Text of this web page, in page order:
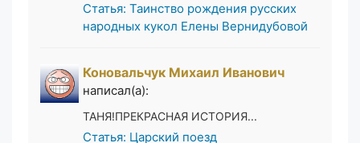
Статья: Таинство рождения русских
народных кукол Елены Вернидубовой
Коновальчук Михаил Иванович
написал(а):
ТАНЯ!ПРЕКРАСНАЯ ИСТОРИЯ...
Статья: Царский поезд